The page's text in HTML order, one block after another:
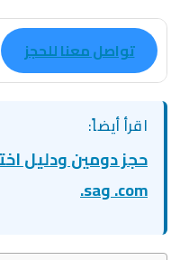
تواصل معنا للحجز
اقرأ أيضاً:
حجز دومين ودليل
‎.com و‎.sa